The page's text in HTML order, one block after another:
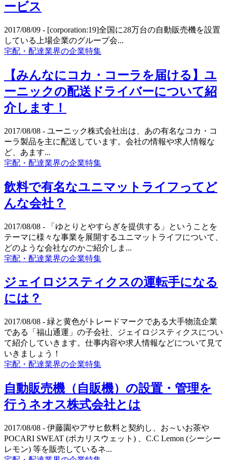
ービス
2017/08/09 - [corporation:19]全国に28万台の自動販売機を設置
している上場企業のグループ会...
宅配・配達業界の企業特集
【みんなにコカ・コーラを届ける】ユ
ーニックの配送ドライバーについて紹
介します！
2017/08/08 - ユーニック株式会社出は、あの有名なコカ・コ
ーラ製品を主に配送しています。会社の情報や求人情報な
ど、あます...
宅配・配達業界の企業特集
飲料で有名なユニマットライフってど
んな会社？
2017/08/08 - 「ゆとりとやすらぎを提供する」ということを
テーマに様々な事業を展開するユニマットライフについて、
どのような会社なのかご紹介しま...
宅配・配達業界の企業特集
ジェイロジスティクスの運転手になる
には？
2017/08/08 - 緑と黄色がトレードマークである大手物流企業
である「福山通運」の子会社、ジェイロジスティクスについ
て紹介していきます。仕事内容や求人情報などについて見て
いきましょう！
宅配・配達業界の企業特集
自動販売機（自販機）の設置・管理を
行うネオス株式会社とは
2017/08/08 - 伊藤園やアサヒ飲料と契約し、お～いお茶や
POCARI SWEAT (ポカリスウェット) 、C.C Lemon (シーシー
レモン) 等を販売しているネ...